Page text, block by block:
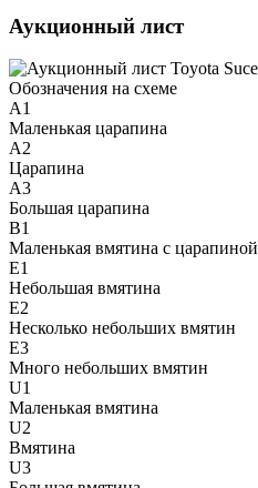
Аукционный лист
Обозначения на схеме
A1
Маленькая царапина
A2
Царапина
A3
Большая царапина
B1
Маленькая вмятина с царапиной
E1
Небольшая вмятина
E2
Несколько небольших вмятин
E3
Много небольших вмятин
U1
Маленькая вмятина
U2
Вмятина
U3